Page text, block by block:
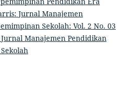
Jurnal Manajemen
Sekolah: Vol. 2 No. 03
Manajemen Pendidikan